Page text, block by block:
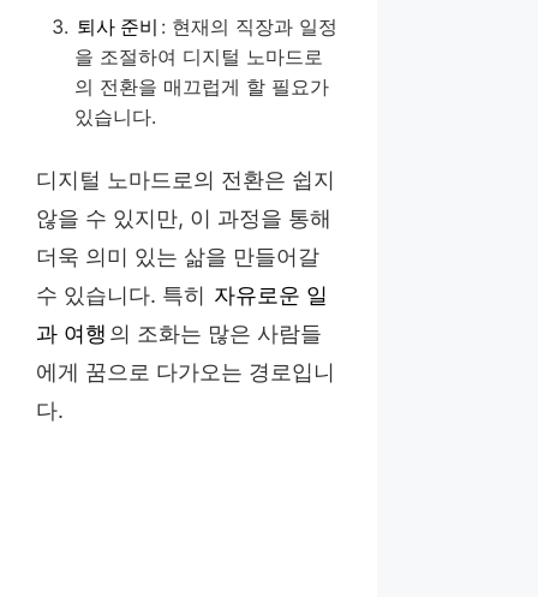
퇴사 준비 : 현재의 직장과 일정
을 조절하여 디지털 노마드로
의 전환을 매끄럽게 할 필요가
있습니다.
디지털 노마드로의 전환은 쉽지
않을 수 있지만, 이 과정을 통해
더욱 의미 있는 삶을 만들어갈
수 있습니다. 특히 자유로운 일
과 여행 의 조화는 많은 사람들
에게 꿈으로 다가오는 경로입니
다.